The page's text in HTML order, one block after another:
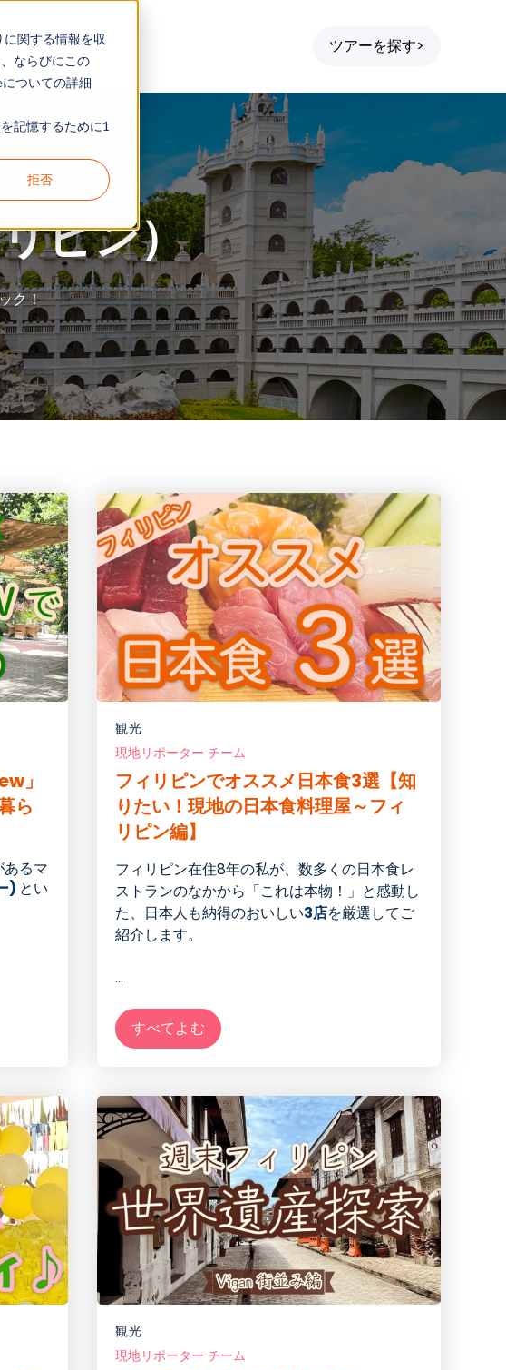
関する情報を収
ならびにこの
ついての詳細
記憶するために1
拒否
覧 ツアーを探す>
楽しみ方」
ピン）
ク！
」
ら
あるマ
) とい
観光
現地リポーター チーム
フィリピンでオススメ日本食3選【知
りたい！現地の日本食料理屋～フィ
リピン編】
フィリピン在住8年の私が、数多くの日本食レ
ストランのなかから「これは本物！」と感動し
た、日本人も納得のおいしい3店を厳選してご
紹介します。
...
すべてよむ
観光
現地リポーター チーム